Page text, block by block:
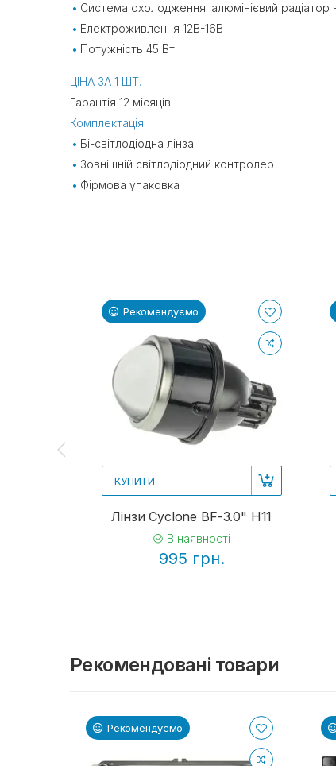
Система охолодження: алюмінієвий радіатор
Електроживлення 12В-16В
Потужність 45 Вт
ЦІНА ЗА 1 ШТ.
Гарантія 12 місяців.
Комплектація:
Бі-світлодіодна лінза
Зовнішній світлодіодний контролер
Фірмова упаковка
Рекомендуємо
КУПИТИ
Лінзи Cyclone BF-3.0" H11
В наявності
995 грн.
Рекомендовані товари
Рекомендуємо